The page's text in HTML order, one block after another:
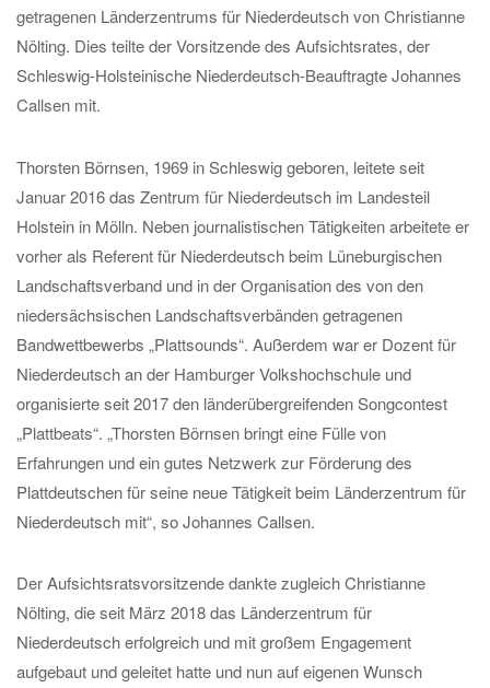
getragenen Länderzentrums für Niederdeutsch von Christianne
Nölting. Dies teilte der Vorsitzende des Aufsichtsrates, der
Schleswig-Holsteinische Niederdeutsch-Beauftragte Johannes
Callsen mit.
Thorsten Börnsen, 1969 in Schleswig geboren, leitete seit
Januar 2016 das Zentrum für Niederdeutsch im Landesteil
Holstein in Mölln. Neben journalistischen Tätigkeiten arbeitete er
vorher als Referent für Niederdeutsch beim Lüneburgischen
Landschaftsverband und in der Organisation des von den
niedersächsischen Landschaftsverbänden getragenen
Bandwettbewerbs „Plattsounds“. Außerdem war er Dozent für
Niederdeutsch an der Hamburger Volkshochschule und
organisierte seit 2017 den länderübergreifenden Songcontest
„Plattbeats“. „Thorsten Börnsen bringt eine Fülle von
Erfahrungen und ein gutes Netzwerk zur Förderung des
Plattdeutschen für seine neue Tätigkeit beim Länderzentrum für
Niederdeutsch mit“, so Johannes Callsen.
Der Aufsichtsratsvorsitzende dankte zugleich Christianne
Nölting, die seit März 2018 das Länderzentrum für
Niederdeutsch erfolgreich und mit großem Engagement
aufgebaut und geleitet hatte und nun auf eigenen Wunsch